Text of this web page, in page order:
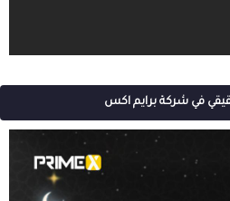
في شركة برايم اكس